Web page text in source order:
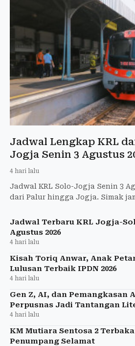
Jadwal Lengkap KRL
Jogja Senin 3 Agustus
4 hari lalu
Jadwal KRL Solo-Jogja Senin 3
dari Palur hingga Jogja. Simak
Jadwal Terbaru KRL Jogja-
Agustus 2026
4 hari lalu
Kisah Toriq Anwar, Anak
Lulusan Terbaik IPDN 2026
4 hari lalu
Gen Z, AI, dan Pemangkasan
Perpusnas Jadi Tantangan
4 hari lalu
KM Mutiara Sentosa 2
Penumpang Selamat